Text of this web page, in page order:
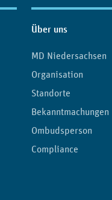
Über uns
MD Niedersachsen
Organisation
Standorte
Bekanntmachungen
Ombudsperson
Compliance